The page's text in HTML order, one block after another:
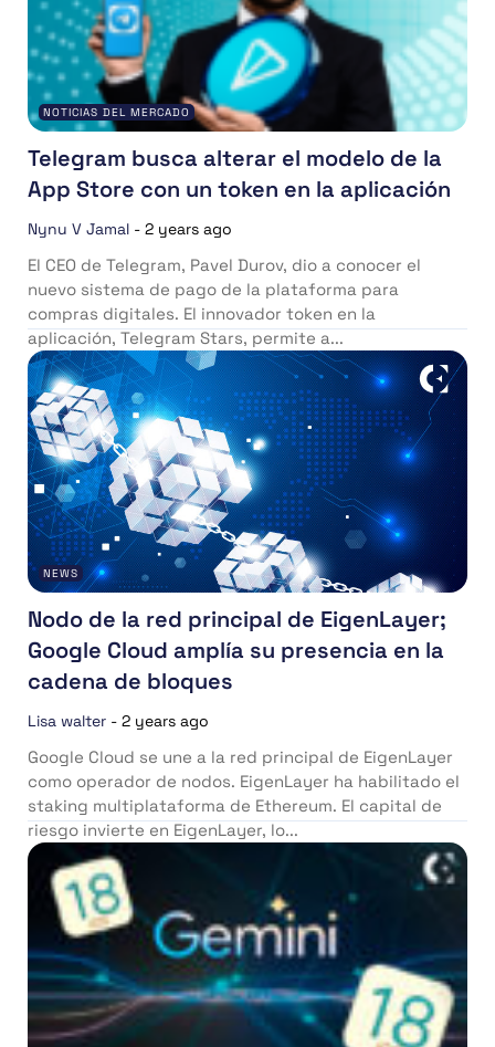
NOTICIAS DEL MERCADO
Telegram busca alterar el modelo de la
App Store con un token en la aplicación
Nynu V Jamal - 2 years ago
El CEO de Telegram, Pavel Durov, dio a conocer el
nuevo sistema de pago de la plataforma para
compras digitales. El innovador token en la
aplicación, Telegram Stars, permite a...
NEWS
Nodo de la red principal de EigenLayer;
Google Cloud amplía su presencia en la
cadena de bloques
Lisa walter - 2 years ago
Google Cloud se une a la red principal de EigenLayer
como operador de nodos. EigenLayer ha habilitado el
staking multiplataforma de Ethereum. El capital de
riesgo invierte en EigenLayer, lo...